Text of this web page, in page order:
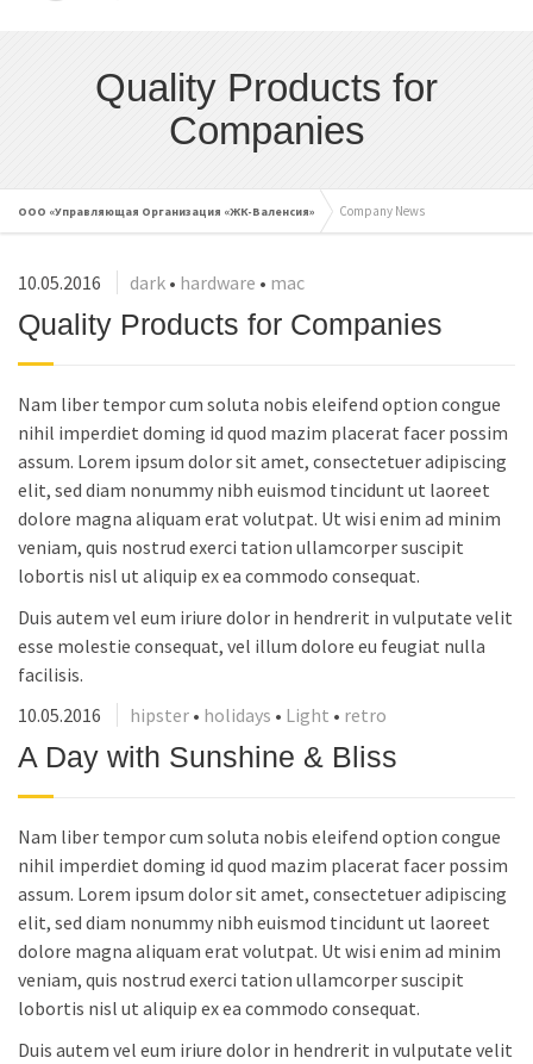
all
options
Quality Products for
Companies
ООО «Управляющая Организация «ЖК-Валенсия» Company News
10.05.2016 dark • hardware • mac
Quality Products for Companies
Nam liber tempor cum soluta nobis eleifend option congue
nihil imperdiet doming id quod mazim placerat facer possim
assum. Lorem ipsum dolor sit amet, consectetuer adipiscing
elit, sed diam nonummy nibh euismod tincidunt ut laoreet
dolore magna aliquam erat volutpat. Ut wisi enim ad minim
veniam, quis nostrud exerci tation ullamcorper suscipit
lobortis nisl ut aliquip ex ea commodo consequat.
Duis autem vel eum iriure dolor in hendrerit in vulputate velit
esse molestie consequat, vel illum dolore eu feugiat nulla
facilisis.
10.05.2016
hipster • holidays • Light • retro
A Day with Sunshine & Bliss
Nam liber tempor cum soluta nobis eleifend option congue
nihil imperdiet doming id quod mazim placerat facer possim
assum. Lorem ipsum dolor sit amet, consectetuer adipiscing
elit, sed diam nonummy nibh euismod tincidunt ut laoreet
dolore magna aliquam erat volutpat. Ut wisi enim ad minim
veniam, quis nostrud exerci tation ullamcorper suscipit
lobortis nisl ut aliquip ex ea commodo consequat.
Duis autem vel eum iriure dolor in hendrerit in vulputate velit